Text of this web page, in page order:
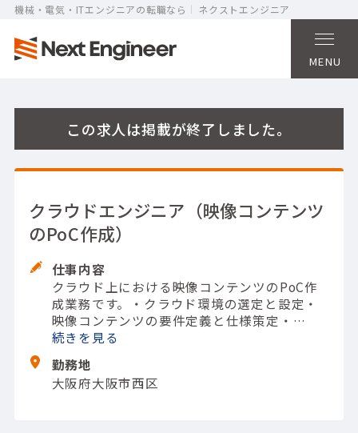
機械・電気・ITエンジニアの転職なら ネクストエンジニア
MENU
この求人は掲載が終了しました。
クラウドエンジニア（映像コンテンツ
のPoC作成）
仕事内容
クラウド上における映像コンテンツのPoC作
成業務です。
・クラウド環境の選定と設定 ・
映像コンテンツの要件定義と仕様策定 ・
PoC（Proof of Concept）のための映像処理
ドとテスト実施
書化【担当製品】(ソフトウェア)ソフトウェ
続きを
勤務地
大阪府大阪市西区